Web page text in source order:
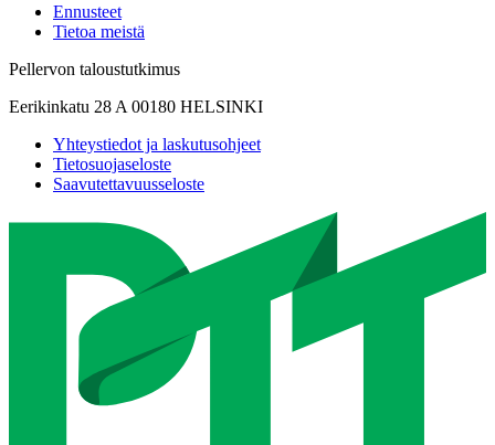
Ennusteet
Tietoa meistä
Pellervon taloustutkimus
Eerikinkatu 28 A 00180 HELSINKI
Yhteystiedot ja laskutusohjeet
Tietosuojaseloste
Saavutettavuusseloste